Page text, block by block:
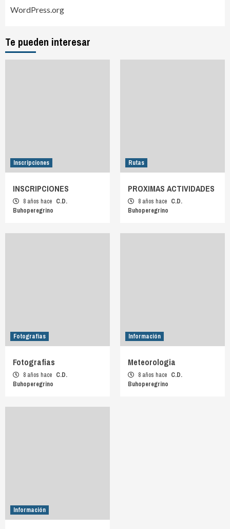
WordPress.org
Te pueden interesar
Inscripciones
INSCRIPCIONES
8 años hace C.D.
Buhoperegrino
Rutas
PROXIMAS ACTIVIDADES
8 años hace C.D.
Buhoperegrino
Fotografias
Fotografias
8 años hace C.D.
Buhoperegrino
Información
Meteorologia
8 años hace C.D.
Buhoperegrino
Información